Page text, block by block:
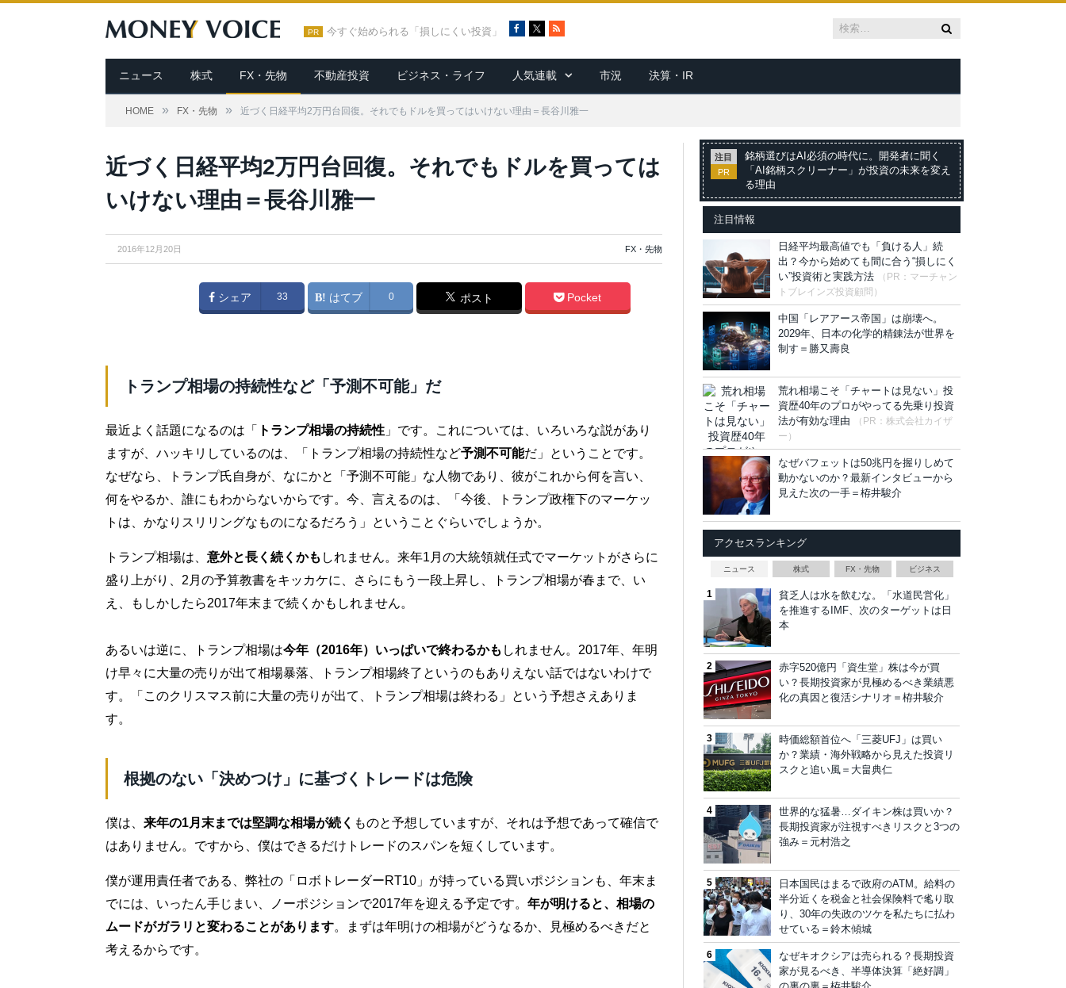
PR 今すぐ始められる「損しにくい投資」
c
e
b
o
R
S
ニュース 株式 FX・先物 不動産投資 ビジネス・ライフ 人気連載 市況 決算・IR
HOME » FX・先物 » 近づく日経平均2万円台回復。それでもドルを買ってはいけない理由＝長谷川雅一
近づく日経平均2万円台回復。それでもドルを買っては
いけない理由＝長谷川雅一
2016年12月20日 FX・先物
シェア 33 はてブ 0 ポスト Pocket
トランプ相場の持続性など「予測不可能」だ
最近よく話題になるのは「 トランプ相場の持続性 」です。これについては、いろいろな説があり
ますが、ハッキリしているのは、「トランプ相場の持続性など予測不可能だ」ということです。
なぜなら、トランプ氏自身が、なにかと「予測不可能」な人物であり、彼がこれから何を言い、
何をやるか、誰にもわからないからです。今、言えるのは、「今後、トランプ政権下のマーケッ
トは、かなりスリリングなものになるだろう」ということぐらいでしょうか。
トランプ相場は、 意外と長く続くかも しれません。来年1月の大統領就任式でマーケットがさらに
盛り上がり、2月の予算教書をキッカケに、さらにもう一段上昇し、トランプ相場が春まで、い
え、もしかしたら2017年末まで続くかもしれません。
あるいは逆に、トランプ相場は今年（2016年）いっぱいで終わるかも しれません。2017年、年明
け早々に大量の売りが出て相場暴落、トランプ相場終了というのもありえない話ではないわけで
す。「このクリスマス前に大量の売りが出て、トランプ相場は終わる」という予想さえありま
す。
根拠のない「決めつけ」に基づくトレードは危険
僕は、 来年の1月末までは堅調な相場が続く ものと予想していますが、それは予想であって確信で
はありません。ですから、僕はできるだけトレードのスパンを短くしています。
僕が運用責任者である、弊社の「ロボトレーダーRT10」が持っている買いポジションも、年末ま
でには、いったん手じまい、ノーポジションで2017年を迎える予定です。 年が明けると、相場の
ムードがガラリと変わることがあります。まずは年明けの相場がどうなるか、見極めるべきだと
考えるからです。
注目
PR
銘柄選びはAI必須の時代に。開発者に聞く
「AI銘柄スクリーナー」が投資の未来を変え
る理由
注目情報
日経平均最高値でも「負ける人」続
出？今から始めても間に合う“損しにく
い”投資術と実践方法
（PR：マーチャン
トブレインズ投資顧問）
中国「レアアース帝国」は崩壊へ。
2029年、日本の化学的精錬法が世界を
制す＝勝又壽良
荒れ相場こそ「チャートは見ない」投
資歴40年のプロがやってる先乗り投資
法が有効な理由
（PR：株式会社カイザ
ー）
なぜバフェットは50兆円を握りしめて
動かないのか？最新インタビューから
見えた次の一手＝栫井駿介
アクセスランキング
ニュース 株式 FX・先物 ビジネス
貧乏人は水を飲むな。「水道民営化」
を推進するIMF、次のターゲットは日
本
赤字520億円「資生堂」株は今が買
い？長期投資家が見極めるべき業績悪
化の真因と復活シナリオ＝栫井駿介
時価総額首位へ「三菱UFJ」は買い
か？業績・海外戦略から見えた投資リ
スクと追い風＝大畠典仁
世界的な猛暑…ダイキン株は買いか？
長期投資家が注視すべきリスクと3つの
強み＝元村浩之
日本国民はまるで政府のATM。給料の
半分近くを税金と社会保険料で毟り取
り、30年の失政のツケを私たちに払わ
せている＝鈴木傾城
なぜキオクシアは売られる？長期投資
家が見るべき、半導体決算「絶好調」